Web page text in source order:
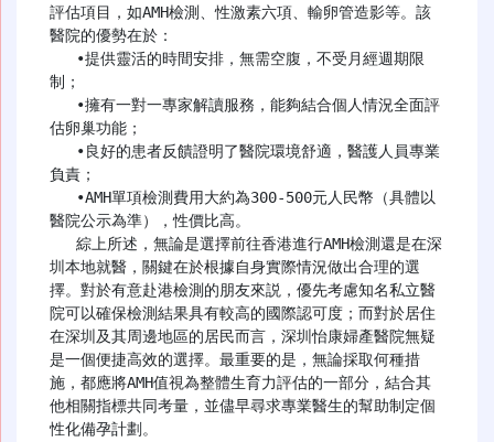
評估項目，如AMH檢測、性激素六項、輸卵管造影等。該
醫院的優勢在於：
制；
估卵巢功能；
負責；
醫院公示為準），性價比高。
圳本地就醫，關鍵在於根據自身實際情況做出合理的選
擇。對於有意赴港檢測的朋友來説，優先考慮知名私立醫
院可以確保檢測結果具有較高的國際認可度；而對於居住
在深圳及其周邊地區的居民而言，深圳怡康婦產醫院無疑
是一個便捷高效的選擇。最重要的是，無論採取何種措
施，都應將AMH值視為整體生育力評估的一部分，結合其
他相關指標共同考量，並儘早尋求專業醫生的幫助制定個
性化備孕計劃。